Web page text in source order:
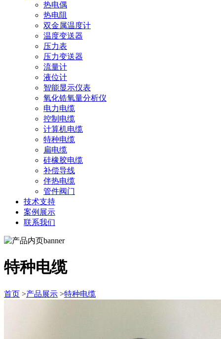
热电偶
热电阻
双金属温度计
温度变送器
压力表
压力变送器
流量计
液位计
智能显示仪表
氧化锆氧量分析仪
电力电缆
控制电缆
计算机电缆
特种电缆
扁电缆
硅橡胶电缆
补偿导线
伴热电缆
管件阀门
技术支持
案例展示
联系我们
特种电缆
首页 >产品展示 >特种电缆